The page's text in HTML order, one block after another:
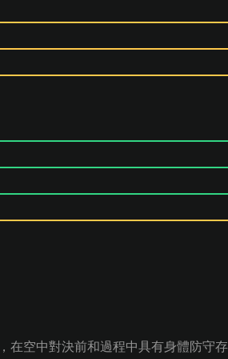
在空中對決前和過程中具有身體防守